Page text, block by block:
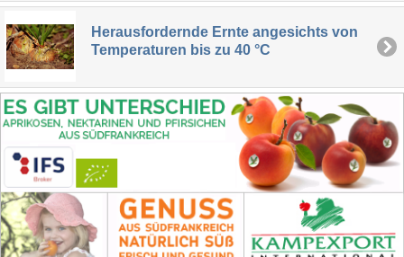
Herausfordernde Ernte angesichts von
Temperaturen bis zu 40 °C